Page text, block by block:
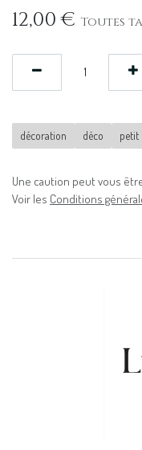
12,00€ Toutes
décoration déco petit
Une caution peut vous
Voir les Conditions